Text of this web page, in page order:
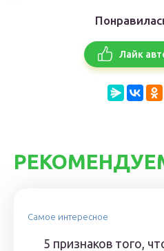
Лайк
Самое интересное
5 признаков того,